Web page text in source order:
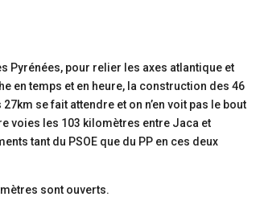
Pyrénées, pour relier les axes atlantique et
en temps et en heure, la construction des 46
se fait attendre et on n’en voit pas le bout
voies les 103 kilomètres entre Jaca et
tant du PSOE que du PP en ces deux
sont ouverts.